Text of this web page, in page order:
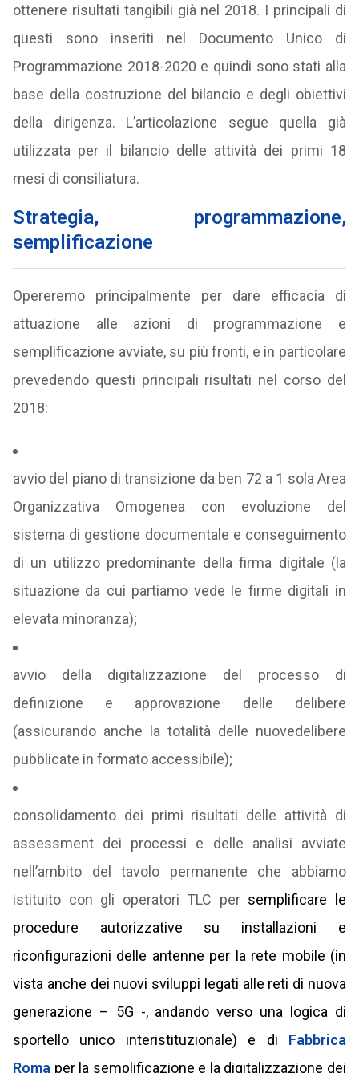
ottenere risultati tangibili già nel 2018. I principali di
questi sono inseriti nel Documento Unico di
Programmazione 2018-2020 e quindi sono stati alla
base della costruzione del bilancio e degli obiettivi
della dirigenza. L’articolazione segue quella già
utilizzata per il bilancio delle attività dei primi 18
mesi di consiliatura.
Strategia, programmazione,
semplificazione
Opereremo principalmente per dare efficacia di
attuazione alle azioni di programmazione e
semplificazione avviate, su più fronti, e in particolare
prevedendo questi principali risultati nel corso del
2018:
avvio del piano di transizione da ben 72 a 1 sola Area
Organizzativa Omogenea con evoluzione del
sistema di gestione documentale e conseguimento
di un utilizzo predominante della firma digitale (la
situazione da cui partiamo vede le firme digitali in
elevata minoranza);
avvio della digitalizzazione del processo di
definizione e approvazione delle delibere
(assicurando anche la totalità delle nuovedelibere
pubblicate in formato accessibile);
consolidamento dei primi risultati delle attività di
assessmentdei processi e delle analisi avviate
nell’ambito del tavolo permanente che abbiamo
istituito con gli operatori TLC per semplificare le
procedure autorizzative su installazioni e
riconfigurazioni delle antenne per la rete mobile (in
vista anche dei nuovi sviluppi legati alle reti di nuova
generazione – 5G -, andando verso una logica di
sportello unico interistituzionale) e di Fabbrica
Roma per la semplificazione e la digitalizzazione dei